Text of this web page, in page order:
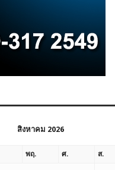
สิงหาคม 2026
พฤ. ศ. ส.